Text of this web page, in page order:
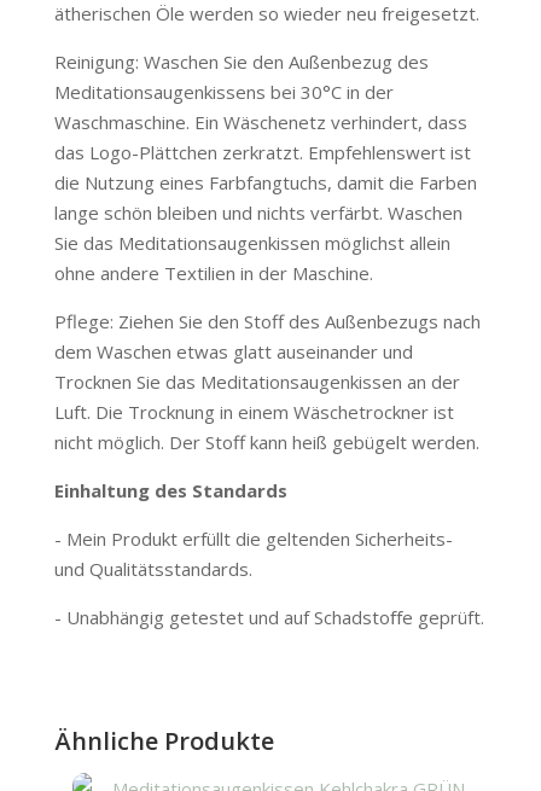
ätherischen Öle werden so wieder neu freigesetzt.
Reinigung: Waschen Sie den Außenbezug des
Meditationsaugenkissens bei 30°C in der
Waschmaschine. Ein Wäschenetz verhindert, dass
das Logo-Plättchen zerkratzt. Empfehlenswert ist
die Nutzung eines Farbfangtuchs, damit die Farben
lange schön bleiben und nichts verfärbt. Waschen
Sie das Meditationsaugenkissen möglichst allein
ohne andere Textilien in der Maschine.
Pflege: Ziehen Sie den Stoff des Außenbezugs nach
dem Waschen etwas glatt auseinander und
Trocknen Sie das Meditationsaugenkissen an der
Luft. Die Trocknung in einem Wäschetrockner ist
nicht möglich. Der Stoff kann heiß gebügelt werden.
Einhaltung des Standards
- Mein Produkt erfüllt die geltenden Sicherheits-
und Qualitätsstandards.
- Unabhängig getestet und auf Schadstoﬀe geprüft.
Ähnliche Produkte